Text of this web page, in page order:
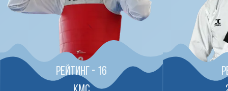
рейтинг - 16